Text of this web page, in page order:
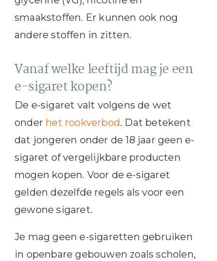
smaakstoffen. Er kunnen ook nog
andere stoffen in zitten.
Vanaf welke leeftijd mag je een
e-sigaret kopen?
De e-sigaret valt volgens de wet
onder het rookverbod. Dat betekent
dat jongeren onder de 18 jaar geen e-
sigaret of vergelijkbare producten
mogen kopen. Voor de e-sigaret
gelden dezelfde regels als voor een
gewone sigaret.
Je mag geen e-sigaretten gebruiken
in openbare gebouwen zoals scholen,